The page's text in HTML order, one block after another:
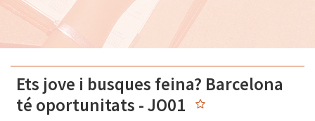
Ets jove i busques feina? Barcelona
té oportunitats - JO01